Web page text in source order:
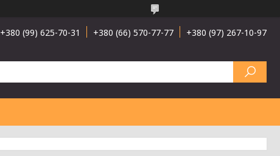
+380 (99) 625-70-31 +380 (66) 570-77-77 +380 (97) 267-10-97